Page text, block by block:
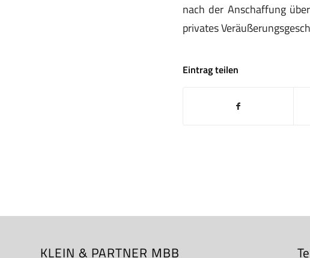
nach der Anschaffung
privates
Eintrag teilen
KLEIN & PARTNER MBB